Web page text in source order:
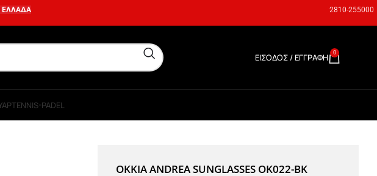
ΕΛΛΑΔΑ 2810-255000
ΕΊΣΟΔΟΣ / ΕΓΓΡΑΦΉ 0
TENNIS-PADEL
OKKIA ANDREA SUNGLASSES OK022-BK